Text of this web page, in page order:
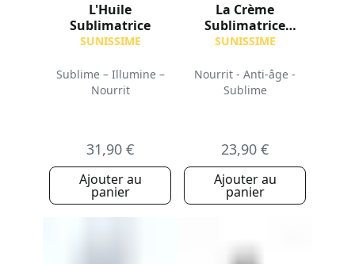
L'Huile
Sublimatrice
SUNISSIME
Sublime – Illumine –
Nourrit
31,90 €
Ajouter au
panier
La Crème
Sublimatrice
Après-Soleil Corps
SUNISSIME
Nourrit - Anti-âge -
Sublime
23,90 €
Ajouter au
panier